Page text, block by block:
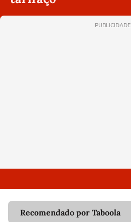
PUBLICIDADE
Recomendado por Taboola